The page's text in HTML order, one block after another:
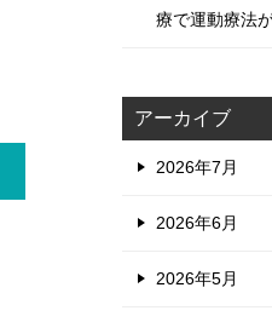
療で運動療法
アーカイブ
2026年7月
2026年6月
2026年5月